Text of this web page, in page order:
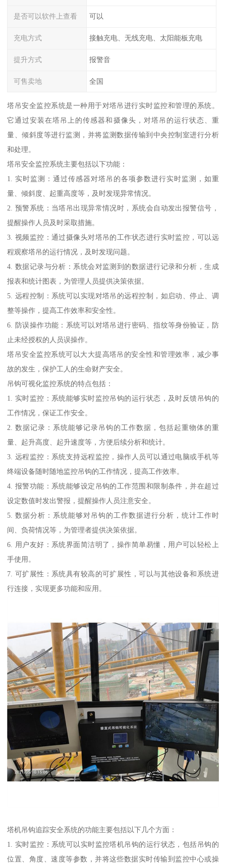
是否可以软件上查看 可以
充电方式 接触充电、无线充电、太阳能板充电
提升方式 报警音
可售卖地 全国
塔吊安全监控系统是一种用于对塔吊进行实时监控和管理的系统。
它通过安装在塔吊上的传感器和摄像头，对塔吊的运行状态、重
量、倾斜度等进行监测，并将监测数据传输到中央控制室进行分析
和处理。
塔吊安全监控系统主要包括以下功能：
1. 实时监测：通过传感器对塔吊的各项参数进行实时监测，如重
量、倾斜度、起重高度等，及时发现异常情况。
2. 预警系统：当塔吊出现异常情况时，系统会自动发出报警信号，
提醒操作人员及时采取措施。
3. 视频监控：通过摄像头对塔吊的工作状态进行实时监控，可以远
程观察塔吊的运行情况，及时发现问题。
4. 数据记录与分析：系统会对监测到的数据进行记录和分析，生成
报表和统计图表，为管理人员提供决策依据。
5. 远程控制：系统可以实现对塔吊的远程控制，如启动、停止、调
整等操作，提高工作效率和安全性。
6. 防误操作功能：系统可以对塔吊进行密码、指纹等身份验证，防
止未经授权的人员误操作。
塔吊安全监控系统可以大大提高塔吊的安全性和管理效率，减少事
故的发生，保护工人的生命财产安全。
吊钩可视化监控系统的特点包括：
1. 实时监控：系统能够实时监控吊钩的运行状态，及时反馈吊钩的
工作情况，保证工作安全。
2. 数据记录：系统能够记录吊钩的工作数据，包括起重物体的重
量、起升高度、起升速度等，方便后续分析和统计。
3. 远程监控：系统支持远程监控，操作人员可以通过电脑或手机等
终端设备随时随地监控吊钩的工作情况，提高工作效率。
4. 报警功能：系统能够设定吊钩的工作范围和限制条件，并在超过
设定数值时发出警报，提醒操作人员注意安全。
5. 数据分析：系统能够对吊钩的工作数据进行分析，统计工作时
间、负荷情况等，为管理者提供决策依据。
6. 用户友好：系统界面简洁明了，操作简单易懂，用户可以轻松上
手使用。
7. 可扩展性：系统具有较高的可扩展性，可以与其他设备和系统进
行连接，实现更多功能和应用。
塔机吊钩追踪安全系统的功能主要包括以下几个方面：
1. 实时监控：系统可以实时监控塔机吊钩的运行状态，包括吊钩的
位置、角度、速度等参数，并将这些数据实时传输到监控中心或操